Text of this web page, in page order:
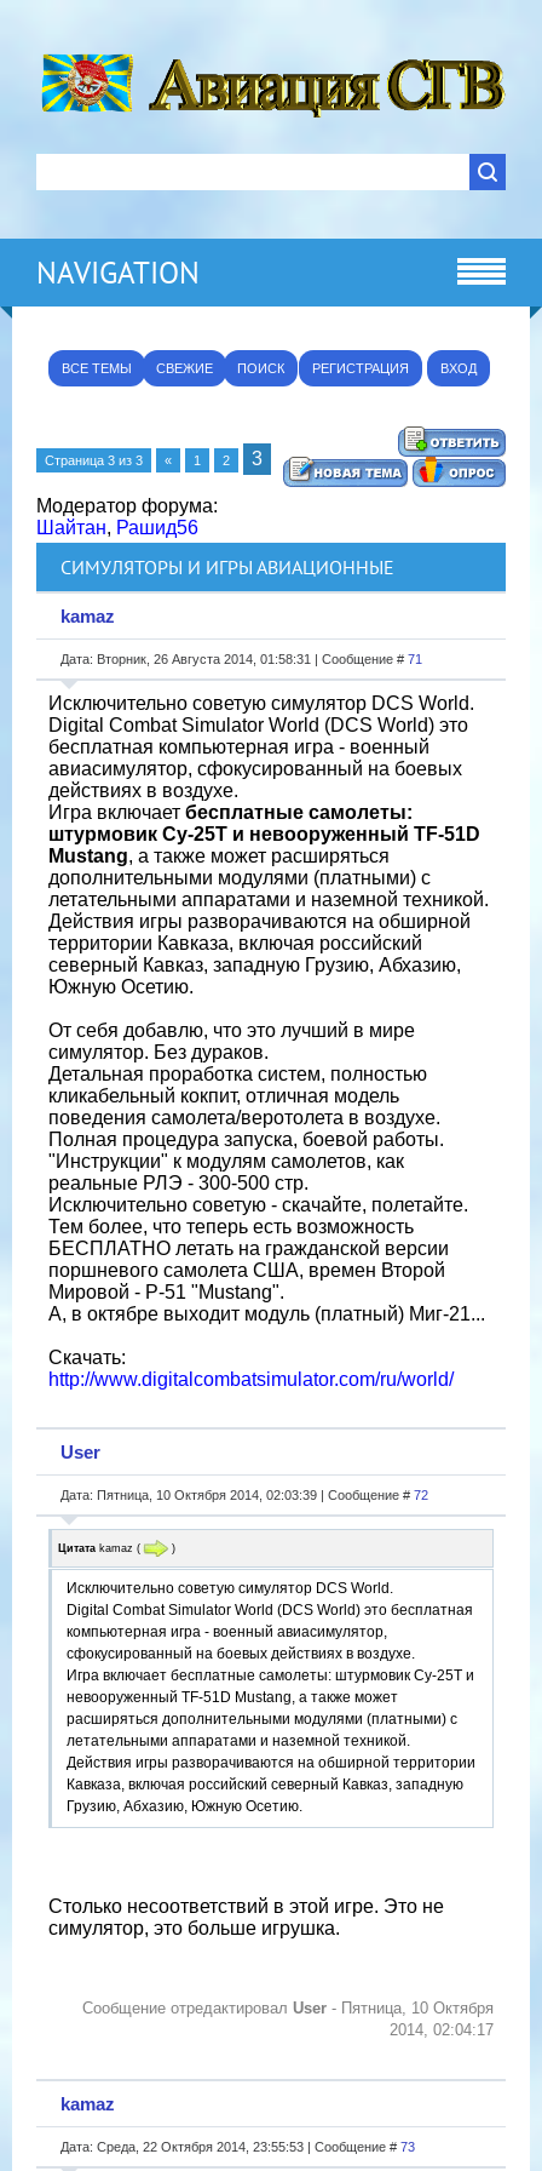
NAVIGATION
ВСЕ ТЕМЫ СВЕЖИЕ ПОИСК РЕГИСТРАЦИЯ ВХОД
Страница 3 из 3 « 1 2 3
Модератор форума:
Шайтан, Рашид56
СИМУЛЯТОРЫ И ИГРЫ АВИАЦИОННЫЕ
kamaz
Дата: Вторник, 26 Августа 2014, 01:58:31 | Сообщение # 71
Исключительно советую симулятор DCS World.
Digital Combat Simulator World (DCS World) это
бесплатная компьютерная игра - военный
авиасимулятор, сфокусированный на боевых
действиях в воздухе.
Игра включает бесплатные самолеты:
штурмовик Су-25Т и невооруженный TF-51D
Mustang, а также может расширяться
дополнительными модулями (платными) с
летательными аппаратами и наземной техникой.
Действия игры разворачиваются на обширной
территории Кавказа, включая российский
северный Кавказ, западную Грузию, Абхазию,
Южную Осетию.
От себя добавлю, что это лучший в мире
симулятор. Без дураков.
Детальная проработка систем, полностью
кликабельный кокпит, отличная модель
поведения самолета/веротолета в воздухе.
Полная процедура запуска, боевой работы.
"Инструкции" к модулям самолетов, как
реальные РЛЭ - 300-500 стр.
Исключительно советую - скачайте, полетайте.
Тем более, что теперь есть возможность
БЕСПЛАТНО летать на гражданской версии
поршневого самолета США, времен Второй
Мировой - P-51 "Mustang".
А, в октябре выходит модуль (платный) Миг-21...
Скачать:
http://www.digitalcombatsimulator.com/ru/world/
User
Дата: Пятница, 10 Октября 2014, 02:03:39 | Сообщение # 72
Цитата kamaz ( )
Исключительно советую симулятор DCS World.
Digital Combat Simulator World (DCS World) это бесплатная
компьютерная игра - военный авиасимулятор,
сфокусированный на боевых действиях в воздухе.
Игра включает бесплатные самолеты: штурмовик Су-25Т и
невооруженный TF-51D Mustang, а также может
расширяться дополнительными модулями (платными) с
летательными аппаратами и наземной техникой.
Действия игры разворачиваются на обширной территории
Кавказа, включая российский северный Кавказ, западную
Грузию, Абхазию, Южную Осетию.
Детальная проработка систем, полностью кликабельный
кокпит, отличная модель поведения самолета/веротолета
в воздухе. Полная процедура запуска, боевой работы.
Исключительно советую - скачайте, полетайте. Тем более,
что теперь есть возможность БЕСПЛАТНО летать на
Столько несоответствий в этой игре. Это не
симулятор, это больше игрушка.
Сообщение отредактировал User - Пятница, 10 Октября
2014, 02:04:17
kamaz
Дата: Среда, 22 Октября 2014, 23:55:53 | Сообщение # 73